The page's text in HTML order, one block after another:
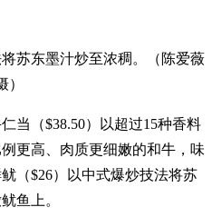
苏东墨汁炒至浓稠。（陈爱薇
）
当（$38.50）以超过15种香料
更高、肉质更细嫩的和牛，味
（$26）以中式爆炒技法将苏
鱼上。